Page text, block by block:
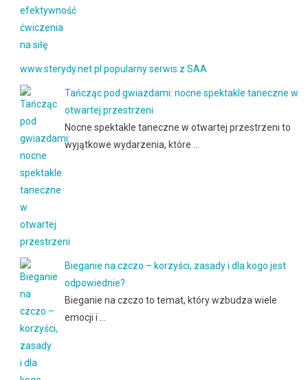
www.sterydy.net.pl popularny serwis z SAA
Tańcząc pod gwiazdami: nocne spektakle taneczne w
otwartej przestrzeni
Nocne spektakle taneczne w otwartej przestrzeni to
wyjątkowe wydarzenia, które …
Bieganie na czczo – korzyści, zasady i dla kogo jest
odpowiednie?
Bieganie na czczo to temat, który wzbudza wiele
emocji i …